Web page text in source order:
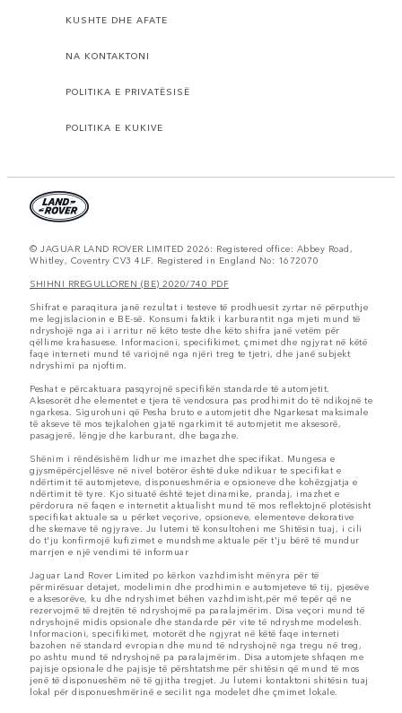
KUSHTE DHE AFATE
NA KONTAKTONI
POLITIKA E PRIVATËSISË
POLITIKA E KUKIVE
© JAGUAR LAND ROVER LIMITED 2026: Registered office: Abbey Road,
Whitley, Coventry CV3 4LF. Registered in England No: 1672070
SHIHNI RREGULLOREN (BE) 2020/740 PDF
Shifrat e paraqitura janë rezultat i testeve të prodhuesit zyrtar në përputhje
me legjislacionin e BE-së. Konsumi faktik i karburantit nga mjeti mund të
ndryshojë nga ai i arritur në këto teste dhe këto shifra janë vetëm për
qëllime krahasuese. Informacioni, specifikimet, çmimet dhe ngjyrat në këtë
faqe interneti mund të variojnë nga njëri treg te tjetri, dhe janë subjekt
ndryshimi pa njoftim.
Peshat e përcaktuara pasqyrojnë specifikën standarde të automjetit.
Aksesorët dhe elementet e tjera të vendosura pas prodhimit do të ndikojnë te
ngarkesa. Sigurohuni që Pesha bruto e automjetit dhe Ngarkesat maksimale
të akseve të mos tejkalohen gjatë ngarkimit të automjetit me aksesorë,
pasagjerë, lëngje dhe karburant, dhe bagazhe.
Shënim i rëndësishëm lidhur me imazhet dhe specifikat. Mungesa e
gjysmëpërcjellësve në nivel botëror është duke ndikuar te specifikat e
ndërtimit të automjeteve, disponueshmëria e opsioneve dhe kohëzgjatja e
ndërtimit të tyre. Kjo situatë është tejet dinamike, prandaj, imazhet e
përdorura në faqen e internetit aktualisht mund të mos reflektojnë plotësisht
specifikat aktuale sa u përket veçorive, opsioneve, elementeve dekorative
dhe skemave të ngjyrave. Ju lutemi të konsultoheni me Shitësin tuaj, i cili
do t'ju konfirmojë kufizimet e mundshme aktuale për t'ju bërë të mundur
marrjen e një vendimi të informuar
Jaguar Land Rover Limited po kërkon vazhdimisht mënyra për të
përmirësuar detajet, modelimin dhe prodhimin e automjeteve të tij, pjesëve
e aksesorëve, ku dhe ndryshimet bëhen vazhdimisht,për më tepër që ne
rezervojmë të drejtën të ndryshojmë pa paralajmërim. Disa veçori mund të
ndryshojnë midis opsionale dhe standarde për vite të ndryshme modelesh.
Informacioni, specifikimet, motorët dhe ngjyrat në këtë faqe interneti
bazohen në standard evropian dhe mund të ndryshojnë nga tregu në treg,
po ashtu mund të ndryshojnë pa paralajmërim. Disa automjete shfaqen me
pajisje opsionale dhe pajisje të përshtatshme për shitësin që mund të mos
jenë të disponueshëm në të gjitha tregjet. Ju lutemi kontaktoni shitësin tuaj
lokal për disponueshmërinë e secilit nga modelet dhe çmimet lokale.